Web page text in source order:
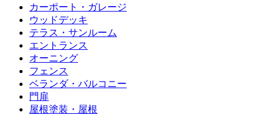
カーポート・ガレージ
ウッドデッキ
テラス・サンルーム
エントランス
オーニング
フェンス
ベランダ・バルコニー
門扉
屋根塗装・屋根